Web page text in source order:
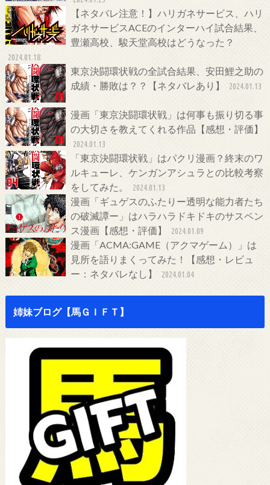
【ネタバレ注意！】ハリガネサービス、ハリ
ガネサービスACEのインターハイ試合結果、
豊瀬高校、駿天堂高校はどうなった？
2024.01.18
東京決闘環状戦の全試合結果、安田鯉之助の
成績・勝敗は？？【ネタバレあり】
2024.01.13
漫画「東京決闘環状戦」は何事も振り切る事
の大切さを教えてくれる作品【感想・評価】
2024.01.13
「東京決闘環状戦」はパクリ漫画？終末のワ
ルキューレ、ケンガンアシュラとの比較考察
をしてみた。
2024.01.13
漫画「ギュゲスのふたりー透明な能力者たち
の破滅譚ー」はハラハラドキドキのサスペン
ス漫画【感想・評価】
2024.01.09
漫画「ACMA:GAME（アクマゲーム）」は
見所を語りまくってみた！【感想・レビュ
ー：ネタバレなし】
2024.01.04
姉妹ブログ【馬ＧＩＦＴ】